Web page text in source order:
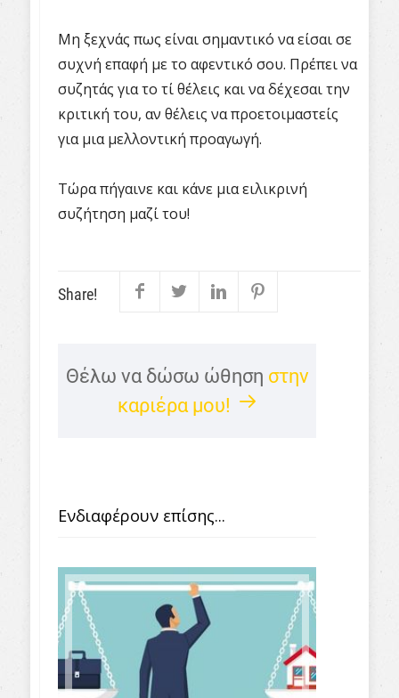
Μη ξεχνάς πως είναι σημαντικό να είσαι σε
συχνή επαφή με το αφεντικό σου. Πρέπει να
συζητάς για το τί θέλεις και να δέχεσαι την
κριτική του, αν θέλεις να προετοιμαστείς
για μια μελλοντική προαγωγή.
Τώρα πήγαινε και κάνε μια ειλικρινή
συζήτηση μαζί του!
Share!
Θέλω να δώσω ώθηση στην
καριέρα μου!
Ενδιαφέρουν επίσης...